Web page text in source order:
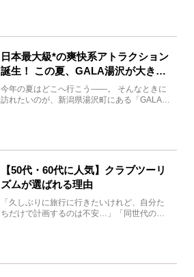
日本最大級*の爽快系アトラクション
誕生！ この夏、GALA湯沢が大きく
生まれ変わる
今年の夏はどこへ行こう――。 そんなときに
訪れたいのが、新潟県湯沢町にある「GALA湯
【50代・60代に人気】クラブツーリ
ズムが選ばれる理由
「久しぶりに旅行に行きたいけれど、自分た
ちだけで計画するのは不安…」「同世代の方